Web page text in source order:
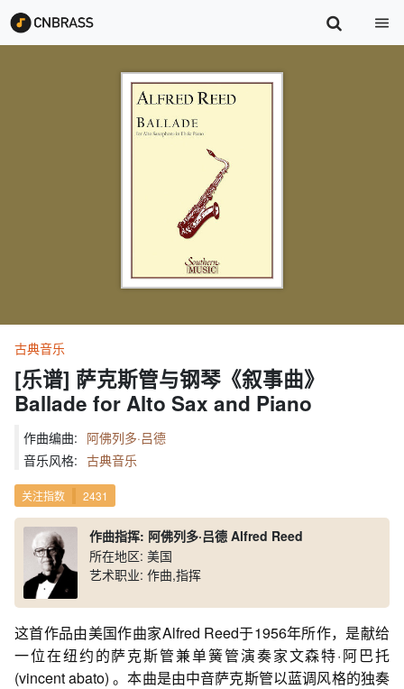
古典音乐
[乐谱] 萨克斯管与钢琴《叙事曲》
Ballade for Alto Sax and Piano
作曲编曲: 阿佛列多·吕德
音乐风格: 古典音乐
关注指数 2431
作曲指挥: 阿佛列多·吕德 Alfred Reed
所在地区: 美国
艺术职业: 作曲,指挥
这首作品由美国作曲家Alfred Reed于1956年所作，是献给
一位在纽约的萨克斯管兼单簧管演奏家文森特·阿巴托
(vincent abato) 。本曲是由中音萨克斯管以蓝调风格的独奏